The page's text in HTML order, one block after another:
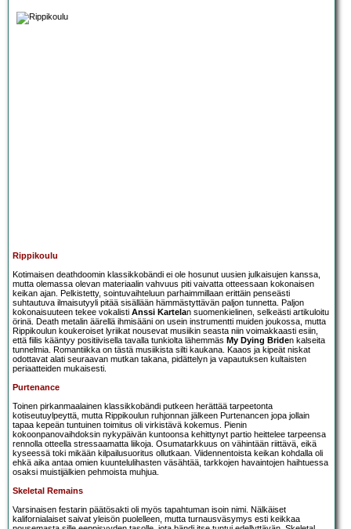
Rippikoulu
Kotimaisen deathdoomin klassikkobändi ei ole hosunut uusien julkaisujen kanssa,
mutta olemassa olevan materiaalin vahvuus piti vaivatta otteessaan kokonaisen
keikan ajan. Pelkistetty, sointuvaihteluun parhaimmillaan erittäin penseästi
suhtautuva ilmaisutyyli pitää sisällään hämmästyttävän paljon tunnetta. Paljon
kokonaisuuteen tekee vokalisti Anssi Kartelan suomenkielinen, selkeästi artikuloitu
örinä. Death metalin äärellä ihmisääni on usein instrumentti muiden joukossa, mutta
Rippikoulun koukeroiset lyriikat nousevat musiikin seasta niin voimakkaasti esiin,
että fiilis kääntyy positiivisella tavalla tunkiolta lähemmäs My Dying Briden kalseita
tunnelmia. Romantiikka on tästä musiikista silti kaukana. Kaaos ja kipeät niskat
odottavat alati seuraavan mutkan takana, pidättelyn ja vapautuksen kultaisten
periaatteiden mukaisesti.
Purtenance
Toinen pirkanmaalainen klassikkobändi putkeen herättää tarpeetonta
kotiseutuylpeyttä, mutta Rippikoulun ruhjonnan jälkeen Purtenancen jopa jollain
tapaa kepeän tuntuinen toimitus oli virkistävä kokemus. Pienin
kokoonpanovaihdoksin nykypäivän kuntoonsa kehittynyt partio heittelee tarpeensa
rennolla otteella stressaamatta liikoja. Osumatarkkuus on vähintään riittävä, eikä
kyseessä toki mikään kilpailusuoritus ollutkaan. Viidennentoista keikan kohdalla oli
ehkä aika antaa omien kuuntelulihasten väsähtää, tarkkojen havaintojen haihtuessa
osaksi muistijälkien pehmoista muhjua.
Skeletal Remains
Varsinaisen festarin päätösakti oli myös tapahtuman isoin nimi. Nälkäiset
kalifornialaiset saivat yleisön puolelleen, mutta turnausväsymys esti keikkaa